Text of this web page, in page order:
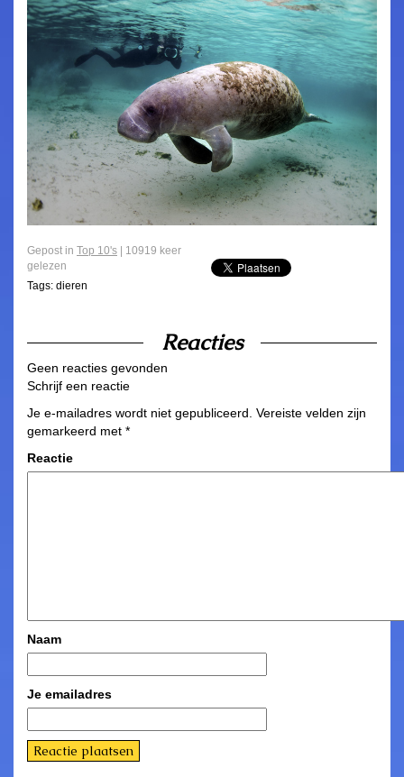
Gepost in Top 10's | 10919 keer
gelezen
Tags: dieren
Reacties
Geen reacties gevonden
Schrijf een reactie
Je e-mailadres wordt niet gepubliceerd. Vereiste velden zijn
gemarkeerd met *
Reactie
Naam
Je emailadres